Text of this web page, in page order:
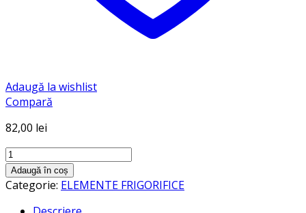
Adaugă la wishlist
Compară
82,00 lei
Cantitate
REZISTENTA
SCURGERE
Adaugă în coș
Categorie: ELEMENTE FRIGORIFICE